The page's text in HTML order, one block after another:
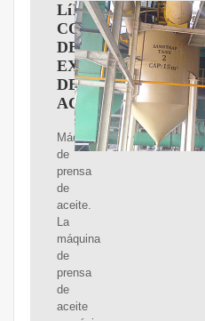
LíNEA
COMPLETA
DE
EXTRACCIóN
DE
ACEITE
Máquina
de
prensa
de
aceite.
La
máquina
de
prensa
de
aceite